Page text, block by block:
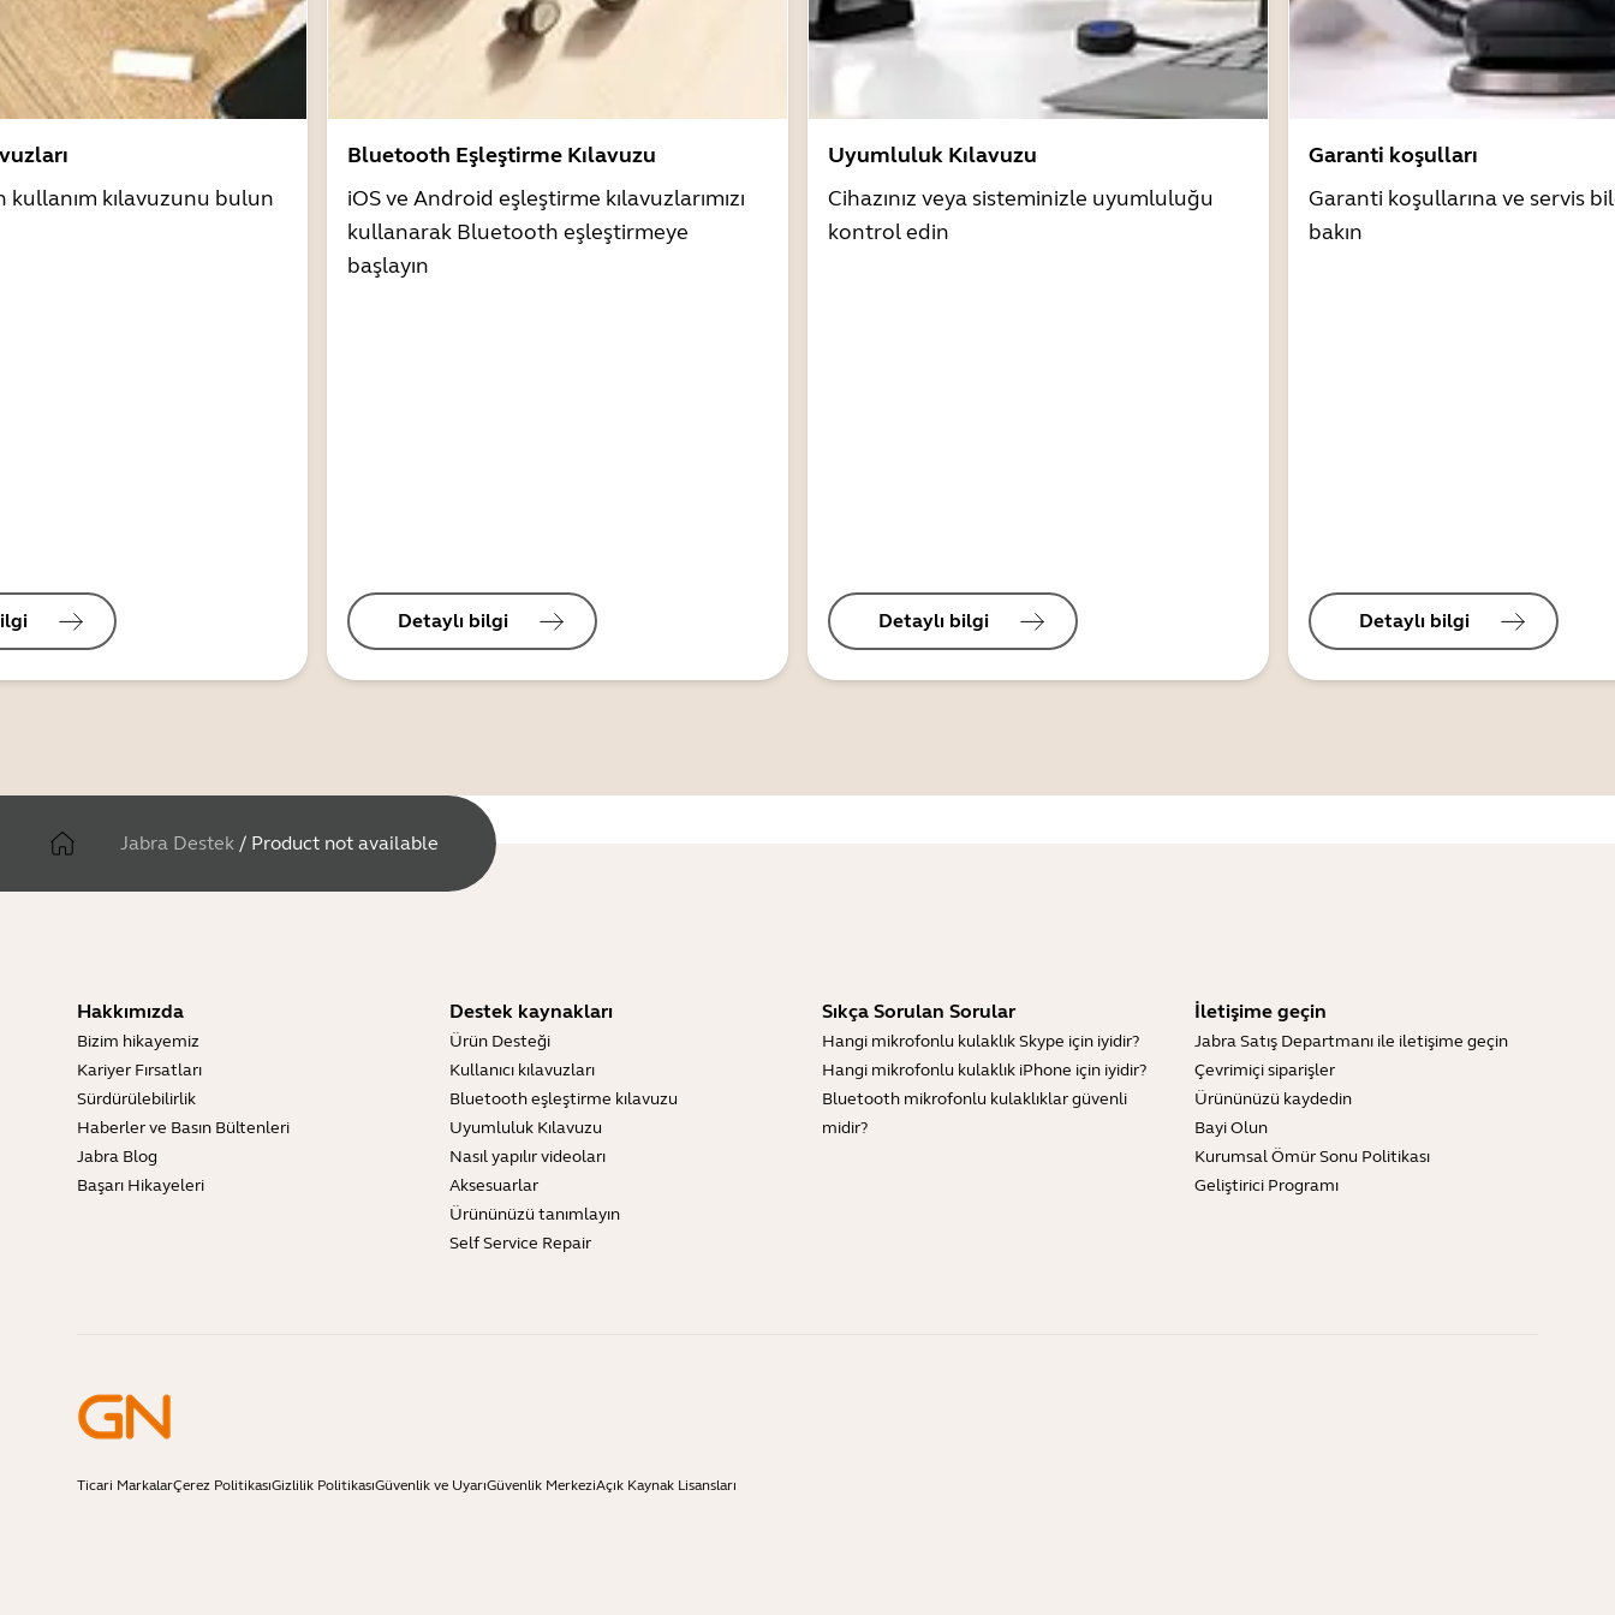
kılavuzunu bulun
Bluetooth Eşleştirme Kılavuzu
iOS ve Android eşleştirme kılavuzlarımızı
kullanarak Bluetooth eşleştirmeye
başlayın
Detaylı bilgi
Uyumluluk Kılavuzu
Cihazınız veya sisteminizle uyumluluğu
kontrol edin
Detaylı bilgi
Garanti koşulları
Garanti koşullarına ve servis
bakın
Detaylı bilgi
Jabra Destek / Product not available
Hakkımızda
Bizim hikayemiz
Kariyer Fırsatları
Sürdürülebilirlik
Haberler ve Basın Bültenleri
Jabra Blog
Başarı Hikayeleri
Destek kaynakları
Ürün Desteği
Kullanıcı kılavuzları
Bluetooth eşleştirme kılavuzu
Uyumluluk Kılavuzu
Nasıl yapılır videoları
Aksesuarlar
Ürününüzü tanımlayın
Self Service Repair
Sıkça Sorulan Sorular
Hangi mikrofonlu kulaklık Skype için iyidir?
Hangi mikrofonlu kulaklık iPhone için iyidir?
Bluetooth mikrofonlu kulaklıklar güvenli
midir?
İletişime geçin
Jabra Satış Departmanı ile iletişime geçin
Çevrimiçi siparişler
Ürününüzü kaydedin
Bayi Olun
Kurumsal Ömür Sonu Politikası
Geliştirici Programı
Ticari MarkalarÇerez PolitikasıGizlilik PolitikasıGüvenlik ve UyarıGüvenlik MerkeziAçık Kaynak Lisansları